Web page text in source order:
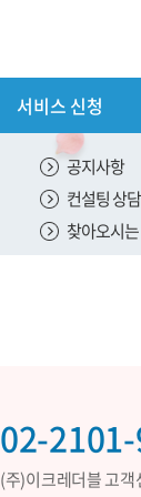
서비스 신청
서비스 안내
평가서비스 안내
제출서류 안내
공지사항
컨설팅 상
찾아오시는
02-
(주)이크레더블 고객